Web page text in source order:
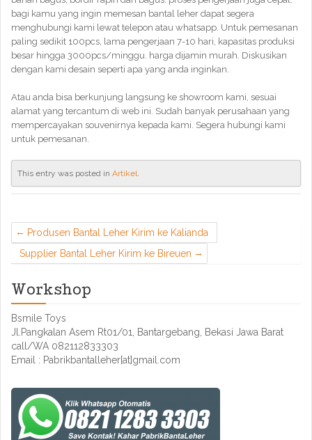
bagi kamu yang ingin memesan bantal leher dapat segera
menghubungi kami lewat telepon atau whatsapp. Untuk pemesanan
paling sedikit 100pcs, lama pengerjaan 7-10 hari, kapasitas produksi
besar hingga 3000pcs/minggu. harga dijamin murah. Diskusikan
dengan kami desain seperti apa yang anda inginkan.
Atau anda bisa berkunjung langsung ke showroom kami, sesuai
alamat yang tercantum di web ini. Sudah banyak perusahaan yang
mempercayakan souvenirnya kepada kami. Segera hubungi kami
untuk pemesanan.
This entry was posted in Artikel.
Produsen Bantal Leher Kirim ke Kalianda
Supplier Bantal Leher Kirim ke Bireuen
Workshop
Bsmile Toys
Jl.Pangkalan Asem Rt01/01, Bantargebang, Bekasi Jawa Barat
call/WA 082112833303
Email : Pabrikbantalleher[at]gmail.com